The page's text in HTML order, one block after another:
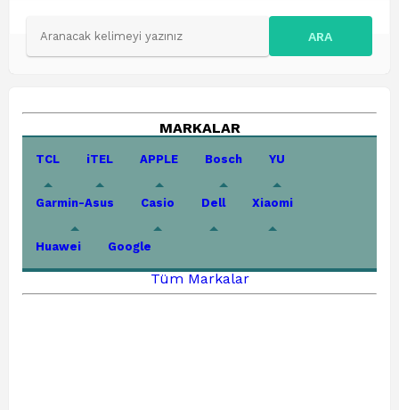
ARA
MARKALAR
TCL iTEL APPLE Bosch YU
Garmin-Asus Casio Dell Xiaomi
Huawei Google
Tüm Markalar